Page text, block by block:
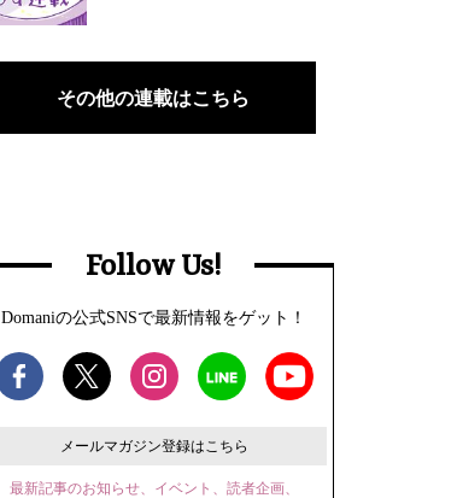
その他の連載はこちら
Follow Us!
Domaniの公式SNSで最新情報をゲット！
メールマガジン登録はこちら
最新記事のお知らせ、イベント、読者企画、